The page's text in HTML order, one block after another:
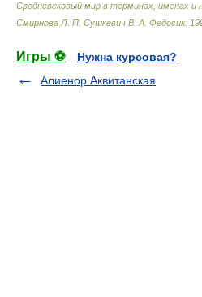
Средневековый мир в терминах, именах и
Смирнова Л. П. Сушкевич В. А. Федосик.
Игры ⚽
Нужна курсовая?
Алиенор Аквитанская